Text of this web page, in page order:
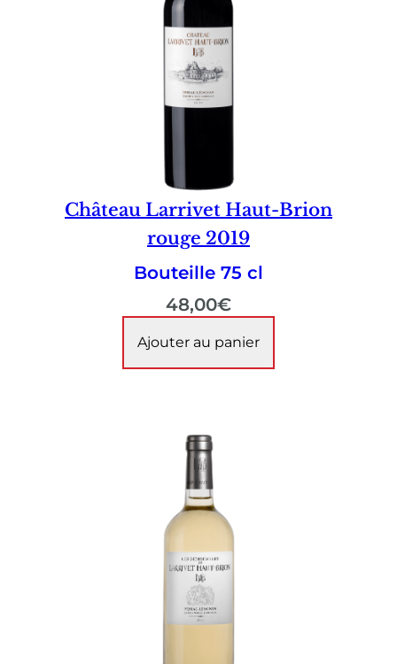
Château Larrivet Haut-Brion
rouge 2019
Bouteille 75 cl
48,00€
Ajouter au panier